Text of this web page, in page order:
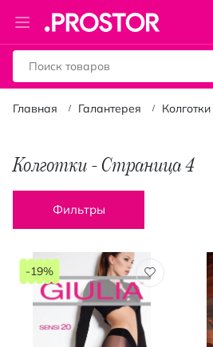
Toggle
Nav
Главная Галантерея
Колготки - Страница 4
Фильтры
-19%